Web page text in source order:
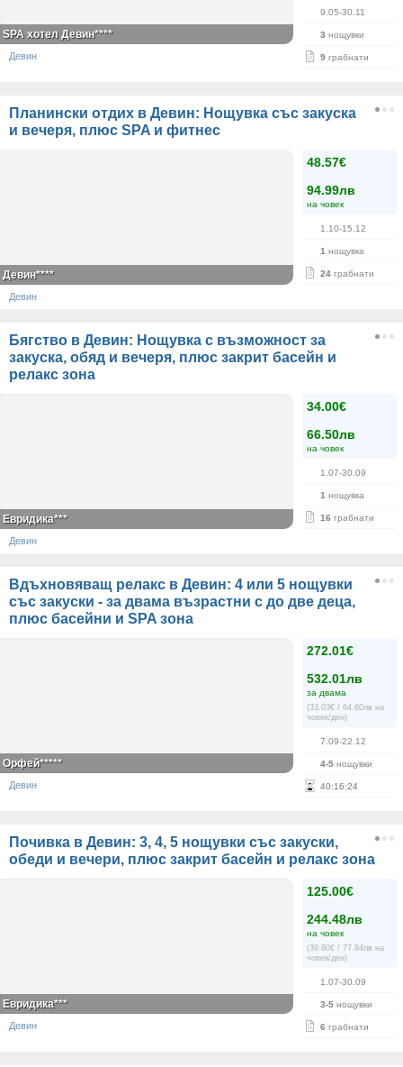
9.05-30.11
3 нощувки
9 грабнати
SPA хотел Девин****
Девин
Планински отдих в Девин: Нощувка със закуска
и вечеря, плюс SPA и фитнес
48.57€
94.99лв
на човек
1.10-15.12
1 нощувка
24 грабнати
Девин****
Девин
Бягство в Девин: Нощувка с възможност за
закуска, обяд и вечеря, плюс закрит басейн и
релакс зона
34.00€
66.50лв
на човек
1.07-30.09
1 нощувка
16 грабнати
Евридика***
Девин
Вдъхновяващ релакс в Девин: 4 или 5 нощувки
със закуски - за двама възрастни с до две деца,
плюс басейни и SPA зона
272.01€
532.01лв
за двама
(33.03€ / 64.60лв на
човек/ден)
7.09-22.12
4-5 нощувки
40:16:24
Орфей*****
Девин
Почивка в Девин: 3, 4, 5 нощувки със закуски,
обеди и вечери, плюс закрит басейн и релакс зона
125.00€
244.48лв
на човек
(39.80€ / 77.84лв на
човек/ден)
1.07-30.09
3-5 нощувки
6 грабнати
Евридика***
Девин